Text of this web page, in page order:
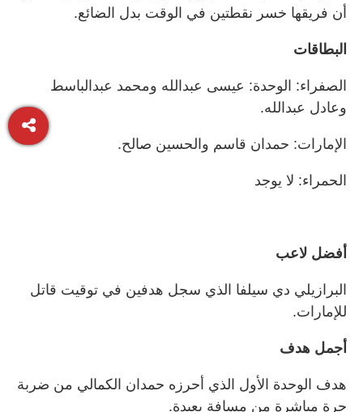
أن فريقها خسر نقطتين في الوقت بدل الضائع.
البطاقات
الصفراء: الوحدة: عيسى عبدالله ومحمد عبدالباسط
وعادل عبدالله.
الإمارات: حمدان قاسم والحسين صالح.
الحمراء: لا يوجد
أفضل لاعب
البرازيلي دي سيلفا الذي سجل هدفين في توقيت قاتل
للإمارات.
أجمل هدف
هدف الوحدة الأول الذي أحرزه حمدان الكمالي من ضربة
حرة مباشرة من مسافة بعيدة.